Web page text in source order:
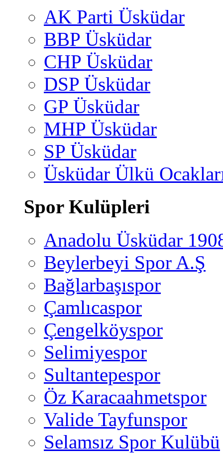
AK Parti Üsküdar
BBP Üsküdar
CHP Üsküdar
DSP Üsküdar
GP Üsküdar
MHP Üsküdar
SP Üsküdar
Üsküdar Ülkü
Spor Kulüpleri
Anadolu Üsküdar
Beylerbeyi Spor A.Ş
Bağlarbaşıspor
Çamlıcaspor
Çengelköyspor
Selimiyespor
Sultantepespor
Öz Karacaahmetspor
Valide Tayfunspor
Selamsız Spor Kulübü